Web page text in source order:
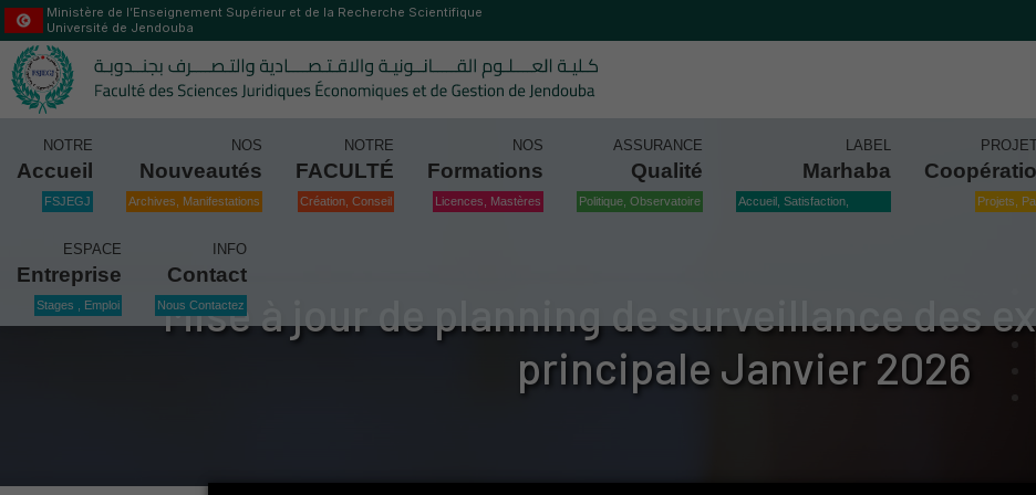
Ministère de l’Enseignement Supérieur et de la Recherche Scientifique
Université de Jendouba
NOTRE
Accueil
FSJEGJ
NOS
Nouveautés
Archives, Manifestations
NOTRE
FACULTÉ
Création, Conseil
NOS
Formations
Licences, Mastères
ASSURANCE
Qualité
Politique, Observatoire
LABEL
Marhaba
Accueil, Satisfaction,
Projets,
ESPACE
Entreprise
Stages , Emploi
INFO
Contact
Nous Contactez
Mise à jour de planning de surveillance des
principale Janvier 2026